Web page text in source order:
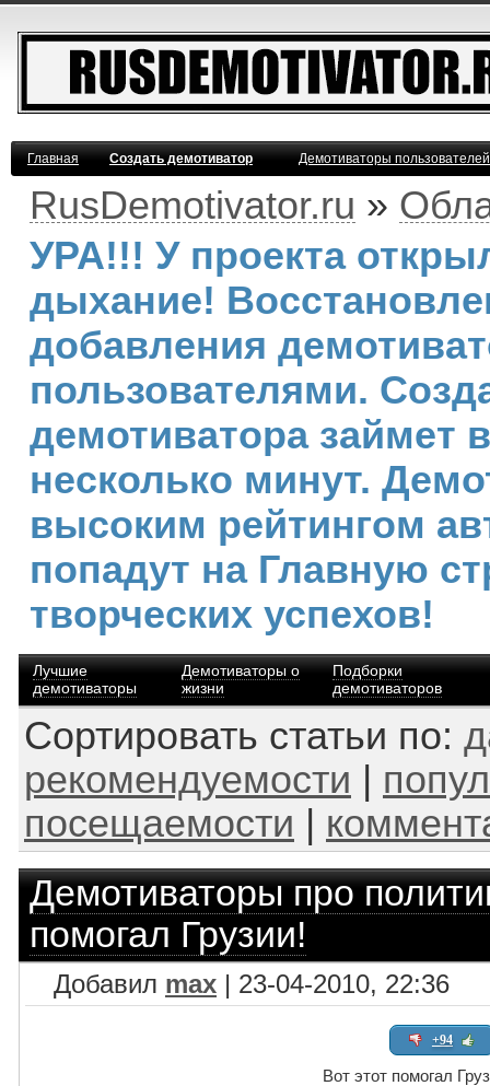
Главная Создать демотиватор Демотиваторы
RusDemotivator.ru »
УРА!!! У проекта
дыхание!
добавления
пользователями.
демотиватора займет
несколько минут.
высоким рейтингом
попадут на Главную
творческих успехов!
Лучшие
демотиваторы
Демотиваторы о
жизни
Подборки
демотиваторов
Сортировать статьи по:
рекомендуемости
посещаемости
Демотиваторы про
помогал Грузии!
Добавил max | 23-04-2010, 22:36
+94
Вот этот помогал